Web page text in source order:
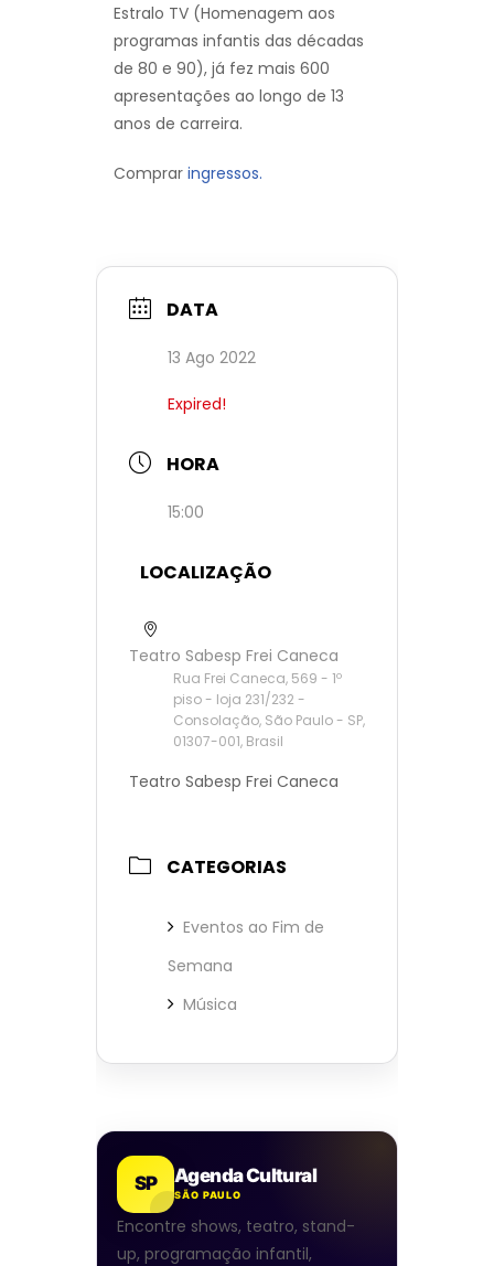
Estralo TV (Homenagem aos
programas infantis das décadas
de 80 e 90), já fez mais 600
apresentações ao longo de 13
anos de carreira.
Comprar ingressos.
DATA
13 Ago 2022
Expired!
HORA
15:00
LOCALIZAÇÃO
Teatro Sabesp Frei Caneca
Rua Frei Caneca, 569 - 1º
piso - loja 231/232 -
Consolação, São Paulo - SP,
01307-001, Brasil
Teatro Sabesp Frei Caneca
CATEGORIAS
Eventos ao Fim de
Semana
Música
SP Agenda Cultural
SÃO PAULO
Encontre shows, teatro, stand-
up, programação infantil,